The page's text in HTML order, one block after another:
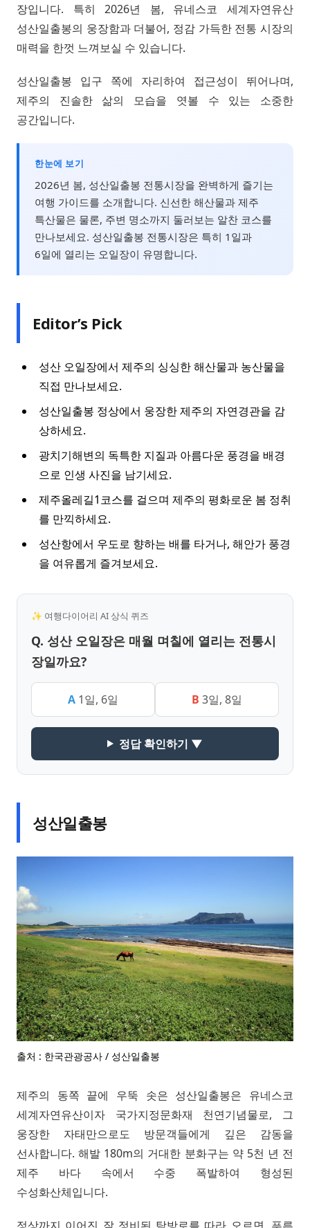
장입니다. 특히 2026년 봄, 유네스코 세계자연유산
성산일출봉의 웅장함과 더불어, 정감 가득한 전통 시장의
매력을 한껏 느껴보실 수 있습니다.
성산일출봉 입구 쪽에 자리하여 접근성이 뛰어나며,
제주의 진솔한 삶의 모습을 엿볼 수 있는 소중한
공간입니다.
한눈에 보기
2026년 봄, 성산일출봉 전통시장을 완벽하게 즐기는
여행 가이드를 소개합니다. 신선한 해산물과 제주
특산물은 물론, 주변 명소까지 둘러보는 알찬 코스를
만나보세요. 성산일출봉 전통시장은 특히 1일과
6일에 열리는 오일장이 유명합니다.
Editor’s Pick
성산 오일장에서 제주의 싱싱한 해산물과 농산물을
직접 만나보세요.
성산일출봉 정상에서 웅장한 제주의 자연경관을 감
상하세요.
광치기해변의 독특한 지질과 아름다운 풍경을 배경
으로 인생 사진을 남기세요.
제주올레길1코스를 걸으며 제주의 평화로운 봄 정취
를 만끽하세요.
성산항에서 우도로 향하는 배를 타거나, 해안가 풍경
을 여유롭게 즐겨보세요.
✨ 여행다이어리 AI 상식 퀴즈
Q. 성산 오일장은 매월 며칠에 열리는 전통시
장일까요?
A 1일, 6일 B 3일, 8일
정답 확인하기 ▼
성산일출봉
출처 : 한국관광공사 / 성산일출봉
제주의 동쪽 끝에 우뚝 솟은 성산일출봉은 유네스코
세계자연유산이자 국가지정문화재 천연기념물로, 그
웅장한 자태만으로도 방문객들에게 깊은 감동을
선사합니다. 해발 180m의 거대한 분화구는 약 5천 년 전
제주 바다 속에서 수중 폭발하여 형성된
수성화산체입니다.
정상까지 이어진 잘 정비된 탐방로를 따라 오르면, 푸른